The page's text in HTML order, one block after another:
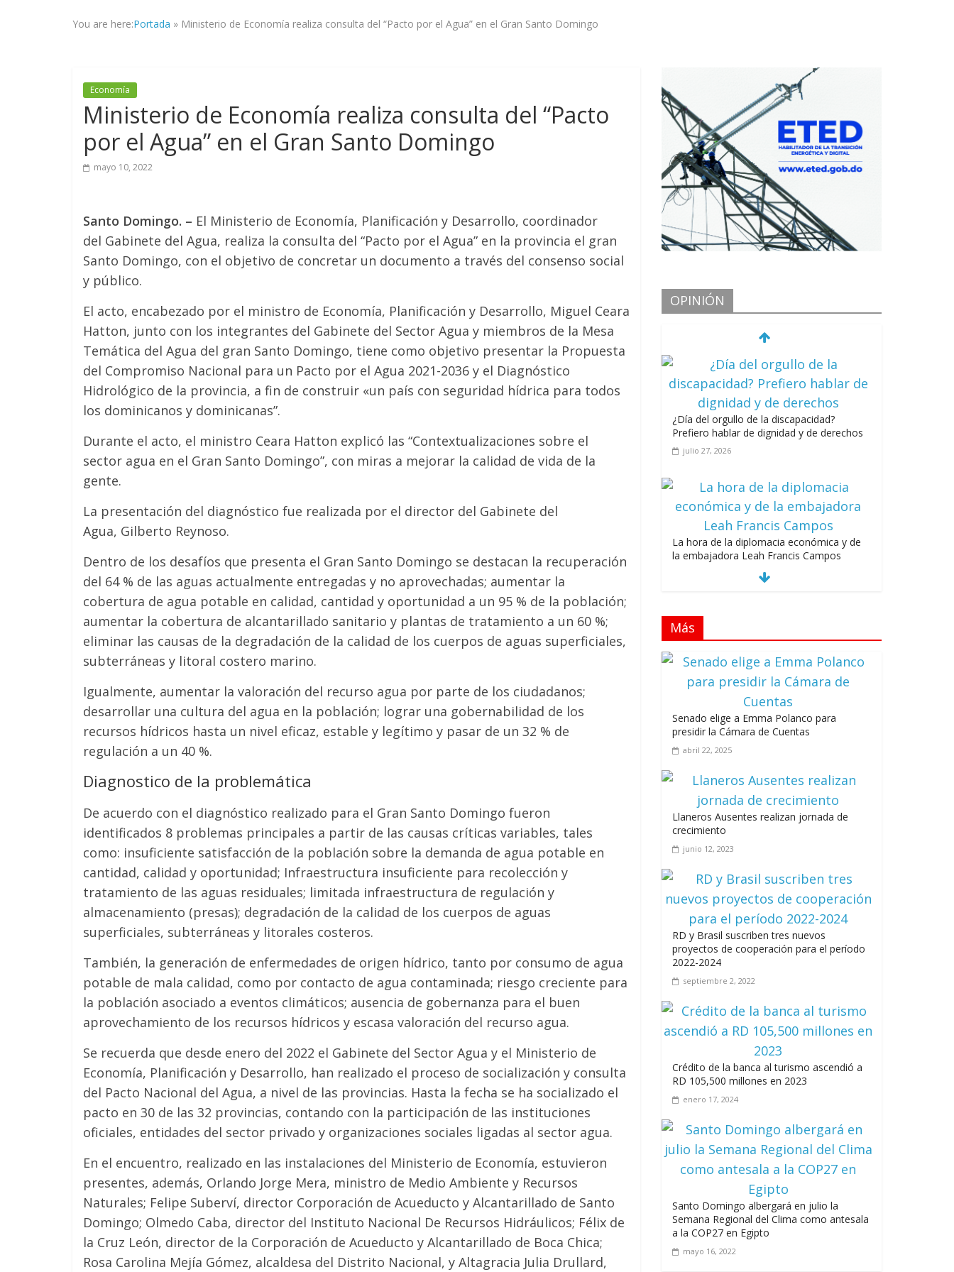
veracidad
con
propósito
mantener
tod@s
nuestr@s
lectores.
You are here:Portada » Ministerio de Economía realiza consulta del “Pacto por el Agua” en el Gran Santo Domingo
Economía
Ministerio de Economía realiza consulta del “Pacto
por el Agua” en el Gran Santo Domingo
mayo 10, 2022
Santo Domingo. – El Ministerio de Economía, Planificación y Desarrollo, coordinador
del Gabinete del Agua, realiza la consulta del “Pacto por el Agua” en la provincia el gran
Santo Domingo, con el objetivo de concretar un documento a través del consenso social
y público.
El acto, encabezado por el ministro de Economía, Planificación y Desarrollo, Miguel Ceara
Hatton, junto con los integrantes del Gabinete del Sector Agua y miembros de la Mesa
Temática del Agua del gran Santo Domingo, tiene como objetivo presentar la Propuesta
del Compromiso Nacional para un Pacto por el Agua 2021-2036 y el Diagnóstico
Hidrológico de la provincia, a fin de construir «un país con seguridad hídrica para todos
los dominicanos y dominicanas”.
Durante el acto, el ministro Ceara Hatton explicó las “Contextualizaciones sobre el
sector agua en el Gran Santo Domingo”, con miras a mejorar la calidad de vida de la
gente.
La presentación del diagnóstico fue realizada por el director del Gabinete del
Agua, Gilberto Reynoso.
Dentro de los desafíos que presenta el Gran Santo Domingo se destacan la recuperación
del 64 % de las aguas actualmente entregadas y no aprovechadas; aumentar la
cobertura de agua potable en calidad, cantidad y oportunidad a un 95 % de la población;
aumentar la cobertura de alcantarillado sanitario y plantas de tratamiento a un 60 %;
eliminar las causas de la degradación de la calidad de los cuerpos de aguas superficiales,
subterráneas y litoral costero marino.
Igualmente, aumentar la valoración del recurso agua por parte de los ciudadanos;
desarrollar una cultura del agua en la población; lograr una gobernabilidad de los
recursos hídricos hasta un nivel eficaz, estable y legítimo y pasar de un 32 % de
regulación a un 40 %.
Diagnostico de la problemática
De acuerdo con el diagnóstico realizado para el Gran Santo Domingo fueron
identificados 8 problemas principales a partir de las causas críticas variables, tales
como: insuficiente satisfacción de la población sobre la demanda de agua potable en
cantidad, calidad y oportunidad; Infraestructura insuficiente para recolección y
tratamiento de las aguas residuales; limitada infraestructura de regulación y
almacenamiento (presas); degradación de la calidad de los cuerpos de aguas
superficiales, subterráneas y litorales costeros.
También, la generación de enfermedades de origen hídrico, tanto por consumo de agua
potable de mala calidad, como por contacto de agua contaminada; riesgo creciente para
la población asociado a eventos climáticos; ausencia de gobernanza para el buen
aprovechamiento de los recursos hídricos y escasa valoración del recurso agua.
Se recuerda que desde enero del 2022 el Gabinete del Sector Agua y el Ministerio de
Economía, Planificación y Desarrollo, han realizado el proceso de socialización y consulta
del Pacto Nacional del Agua, a nivel de las provincias. Hasta la fecha se ha socializado el
pacto en 30 de las 32 provincias, contando con la participación de las instituciones
oficiales, entidades del sector privado y organizaciones sociales ligadas al sector agua.
En el encuentro, realizado en las instalaciones del Ministerio de Economía, estuvieron
presentes, además, Orlando Jorge Mera, ministro de Medio Ambiente y Recursos
Naturales; Felipe Suberví, director Corporación de Acueducto y Alcantarillado de Santo
Domingo; Olmedo Caba, director del Instituto Nacional De Recursos Hidráulicos; Félix de
la Cruz León, director de la Corporación de Acueducto y Alcantarillado de Boca Chica;
Rosa Carolina Mejía Gómez, alcaldesa del Distrito Nacional, y Altagracia Julia Drullard,
OPINIÓN
¿Día del orgullo de la discapacidad?
Prefiero hablar de dignidad y de derechos
julio 27, 2026
La hora de la diplomacia económica y de
la embajadora Leah Francis Campos
Los casarolazos no tienen colores
patidarios
Centroamericanos y del Caribe a las plazas
y parques del país
junio 15, 2026
A 67 años de la gesta de Constanza,
Maimón y Estero Hondo
junio 14, 2026
Leonel Fernández y la última oportunidad
de los políticos de carrera
Más
Senado elige a Emma Polanco para
presidir la Cámara de Cuentas
abril 22, 2025
Llaneros Ausentes realizan jornada de
crecimiento
junio 12, 2023
RD y Brasil suscriben tres nuevos
proyectos de cooperación para el período
2022-2024
septiembre 2, 2022
Crédito de la banca al turismo ascendió a
RD 105,500 millones en 2023
enero 17, 2024
Santo Domingo albergará en julio la
Semana Regional del Clima como antesala
a la COP27 en Egipto
mayo 16, 2022